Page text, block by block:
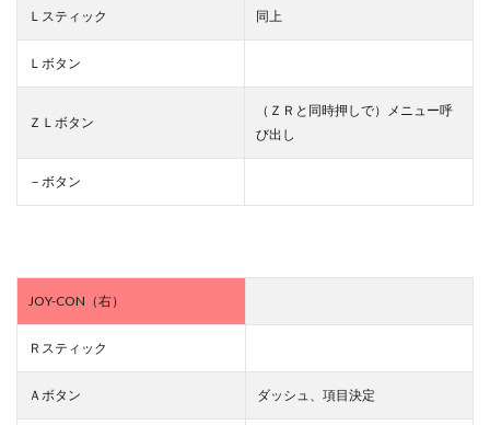
Ｌスティック 同上
Ｌボタン
ＺＬボタン
（ＺＲと同時押しで）メニュー呼
び出し
－ボタン
JOY-CON（右）
Ｒスティック
Ａボタン ダッシュ、項目決定